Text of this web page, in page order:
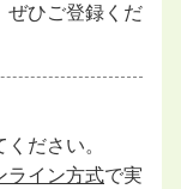
ぜひご登録くだ
ださい。
ライン方式で実